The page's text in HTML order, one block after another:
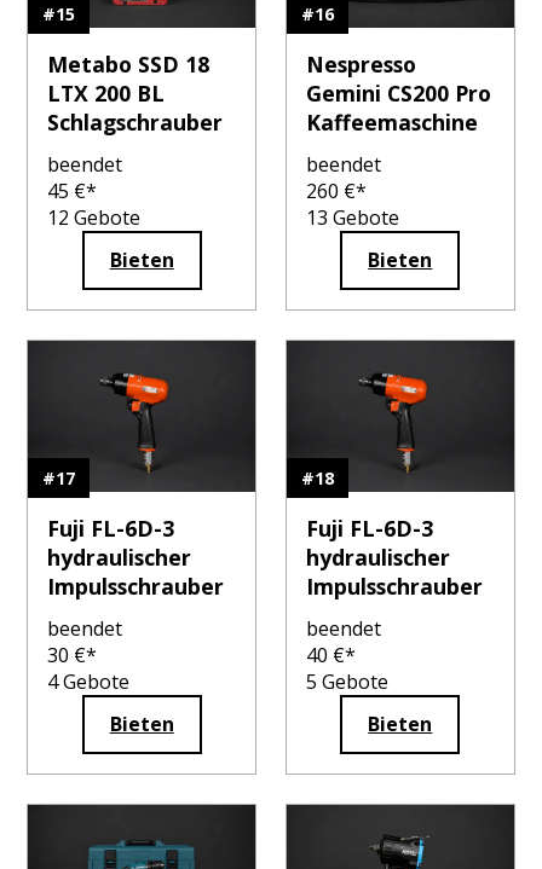
#15
Metabo SSD 18
LTX 200 BL
Schlagschrauber
beendet
45 €*
12 Gebote
Bieten
#16
Nespresso
Gemini CS200 Pro
Kaffeemaschine
beendet
260 €*
13 Gebote
Bieten
#17
Fuji FL-6D-3
hydraulischer
Impulsschrauber
beendet
30 €*
4Gebote
Bieten
#18
Fuji FL-6D-3
hydraulischer
Impulsschrauber
beendet
40 €*
5 Gebote
Bieten